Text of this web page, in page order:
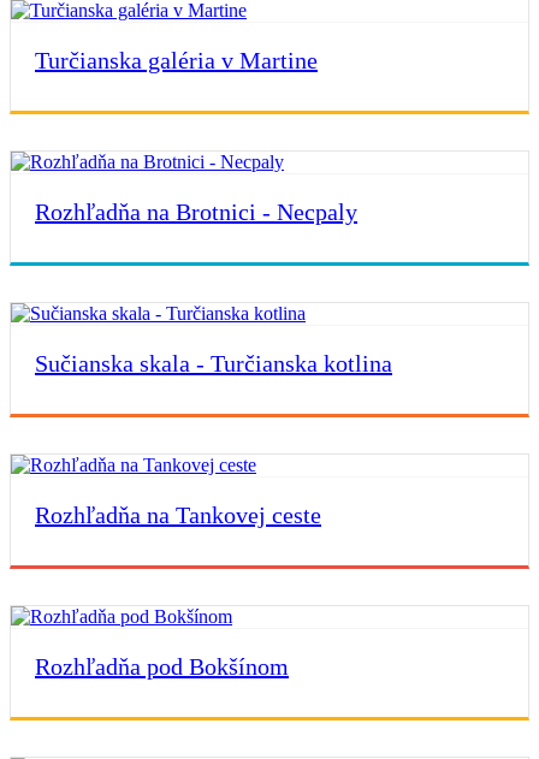
Turčianska galéria v Martine
Rozhľadňa na Brotnici - Necpaly
Sučianska skala - Turčianska kotlina
Rozhľadňa na Tankovej ceste
Rozhľadňa pod Bokšínom